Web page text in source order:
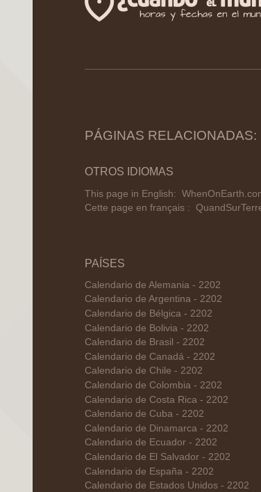
PÁGINAS RELACIONADAS:
OTROS IDIOMAS
This page in English:
Cette page en français :
PAÍSES
Calendario de Alemania - 2202
Calendario de Argentina - 2202
Calendario de Bélgica - 2202
Calendario de Bolivia - 2202
Calendario de Brasil - 2202
Calendario de Canadá - 2202
Calendario de Chile - 2202
Calendario de Colombia - 2202
Calendario de Costa Rica - 2202
Calendario de Cuba - 2202
Calendario de Dinamarca - 2202
Calendario de Ecuador - 2202
Calendario de El Salvador - 2202
Calendario de España - 2202
Calendario de Estados Unidos - 2202